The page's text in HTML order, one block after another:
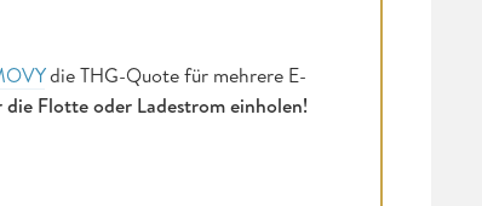
die THG-Quote für mehrere E-
Flotte oder Ladestrom einholen!